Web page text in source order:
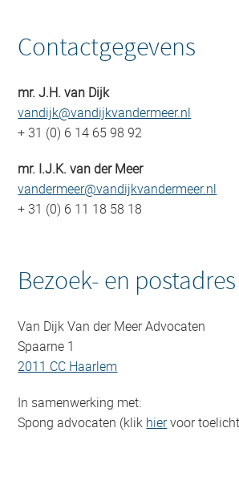
Contactgegevens
mr. J.H. van Dijk
vandijk@vandijkvandermeer.nl
+ 31 (0) 6 14 65 98 92
mr. I.J.K. van der Meer
vandermeer@vandijkvandermeer.nl
+ 31 (0) 6 11 18 58 18
Bezoek- en postadres
Van Dijk Van der Meer Advocaten
Spaarne 1
2011 CC Haarlem
In samenwerking met:
Spong advocaten (klik hiervoor